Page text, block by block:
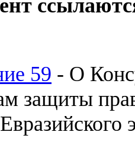
59 - О
защиты